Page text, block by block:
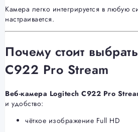
Камера легко интегрируется в любую
настраивается.
Почему стоит
C922 Pro Stream
Веб-камера Logitech C922 Pro
и удобство:
чёткое изображение Full HD